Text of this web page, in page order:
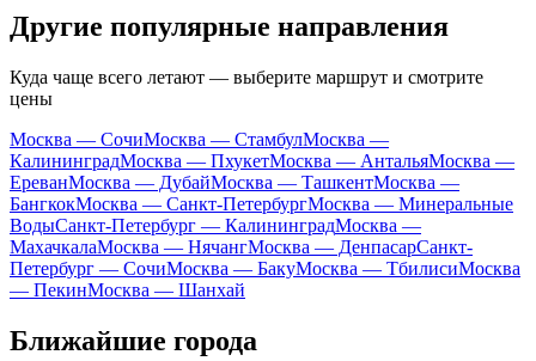
Другие популярные направления
Куда чаще всего летают — выберите маршрут и смотрите
цены
Москва — СочиМосква — СтамбулМосква —
КалининградМосква — ПхукетМосква — АнтальяМосква —
ЕреванМосква — ДубайМосква — ТашкентМосква —
БангкокМосква — Санкт-ПетербургМосква — Минеральные
ВодыСанкт-Петербург — КалининградМосква —
МахачкалаМосква — НячангМосква — ДенпасарСанкт-
Петербург — СочиМосква — БакуМосква — ТбилисиМосква
— ПекинМосква — Шанхай
Ближайшие города